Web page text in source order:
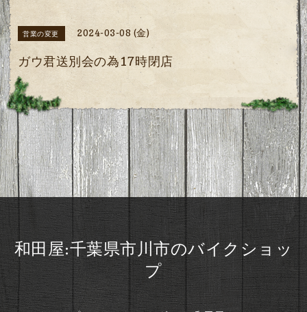
営業の変更 2024-03-08 (金)
ガウ君送別会の為17時閉店
和田屋:千葉県市川市のバイクショッ
プ